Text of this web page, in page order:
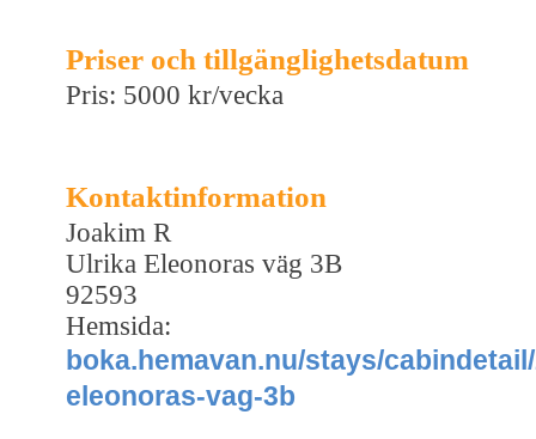
Priser och tillgänglighetsdatum
Pris: 5000 kr/vecka
Kontaktinformation
Joakim R
Ulrika Eleonoras väg 3B
92593
Hemsida:
boka.hemavan.nu/stays/
eleonoras-vag-3b